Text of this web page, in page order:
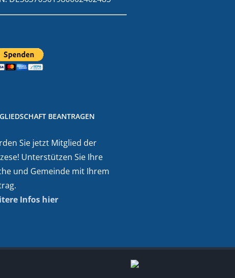
BEANTRAGEN
Sie jetzt Mitglied der
Unterstützen Sie Ihre
und Gemeinde mit Ihrem
Infos hier